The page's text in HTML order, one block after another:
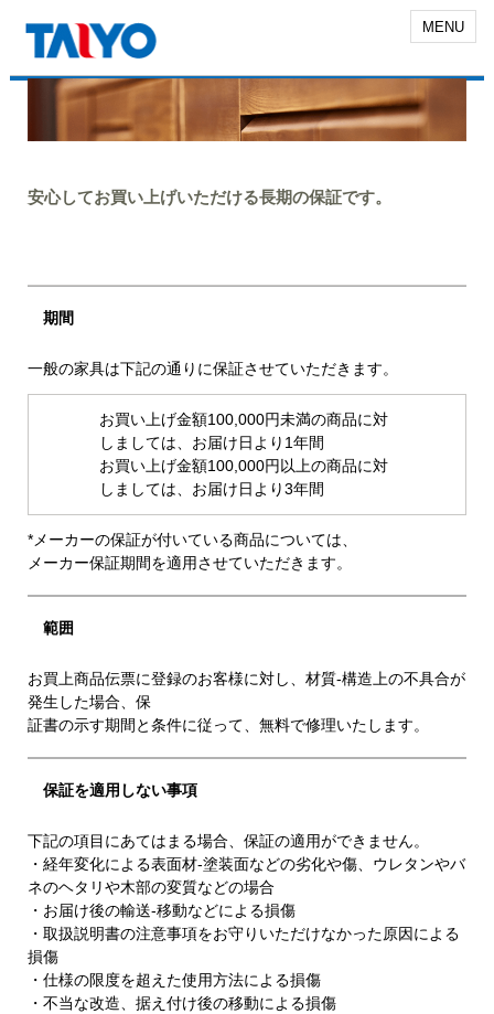
MENU
安心してお買い上げいただける長期の保証です。
期間
一般の家具は下記の通りに保証させていただきます。
お買い上げ金額100,000円未満の商品に対
しましては、お届け日より1年間
お買い上げ金額100,000円以上の商品に対
しましては、お届け日より3年間
*メーカーの保証が付いている商品については、
メーカー保証期間を適用させていただきます。
範囲
お買上商品伝票に登録のお客様に対し、材質-構造上の不具合が
発生した場合、保
証書の示す期間と条件に従って、無料で修理いたします。
保証を適用しない事項
下記の項目にあてはまる場合、保証の適用ができません。
・経年変化による表面材-塗装面などの劣化や傷、ウレタンやバ
ネのヘタリや木部の変質などの場合
・お届け後の輸送-移動などによる損傷
・取扱説明書の注意事項をお守りいただけなかった原因による
損傷
・仕様の限度を超えた使用方法による損傷
・不当な改造、据え付け後の移動による損傷